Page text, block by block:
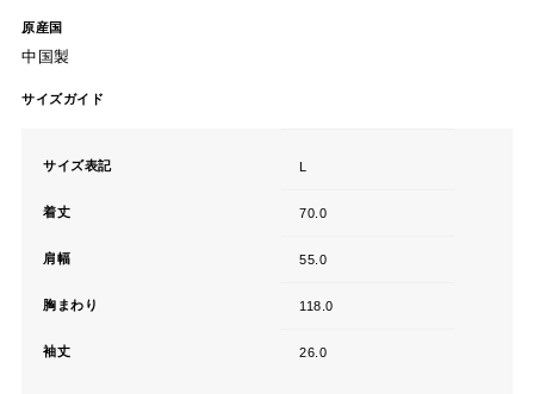
原産国
中国製
サイズガイド
サイズ表記 L
着丈 70.0
肩幅 55.0
胸まわり 118.0
袖丈 26.0